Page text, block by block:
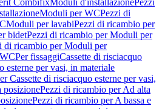
CombifixModuli d'installazionePezzi
Moduli per WCPezzi di
Moduli per lavabiPezzi di ricambio per
bidetPezzi di ricambio per Moduli per
di ricambio per Moduli per
Per fissaggiCassette di risciacquo
esterne per vasi, in materiale
Cassette di risciacquo esterne per vasi,
posizionePezzi di ricambio per Ad alta
Pezzi di ricambio per A bassa e